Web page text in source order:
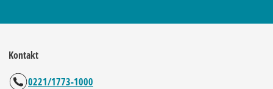
Kontakt
0221/1773-1000